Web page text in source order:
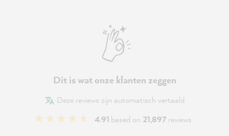
Dit is wat onze klanten zeggen
Deze reviews zijn automatisch vertaald
4.91 based on 21,897 reviews